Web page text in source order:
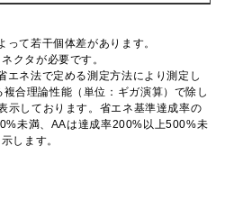
て若干個体差があります。
クタが必要です。
エネ法で定める測定方法により測定し
合理論性能（単位：ギガ演算）で除し
示しております。省エネ基準達成率の
未満、AAは達成率200%以上500%未
します。